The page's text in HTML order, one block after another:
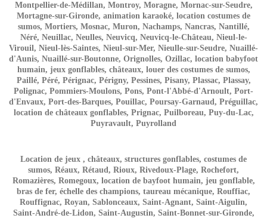
Montpellier-de-Médillan, Montroy, Moragne, Mornac-sur-Seudre,
Mortagne-sur-Gironde, animation karaoké, location costumes de
sumos, Mortiers, Mosnac, Muron, Nachamps, Nancras, Nantillé,
Néré, Neuillac, Neulles, Neuvicq, Neuvicq-le-Château, Nieul-le-
Virouil, Nieul-lès-Saintes, Nieul-sur-Mer, Nieulle-sur-Seudre, Nuaillé-
d'Aunis, Nuaillé-sur-Boutonne, Orignolles, Ozillac, location babyfoot
humain, jeux gonflables, châteaux, louer des costumes de sumos,
Paillé, Péré, Pérignac, Périgny, Pessines, Pisany, Plassac, Plassay,
Polignac, Pommiers-Moulons, Pons, Pont-l'Abbé-d'Arnoult, Port-
d'Envaux, Port-des-Barques, Pouillac, Poursay-Garnaud, Préguillac,
location de châteaux gonflables, Prignac, Puilboreau, Puy-du-Lac,
Puyravault, Puyrolland
Location de jeux , châteaux, structures gonflables, costumes de
sumos, Réaux, Rétaud, Rioux, Rivedoux-Plage, Rochefort,
Romazières, Romegoux, location de bayfoot humain, jeu gonflable,
bras de fer, échelle des champions, taureau mécanique, Rouffiac,
Rouffignac, Royan, Sablonceaux, Saint-Agnant, Saint-Aigulin,
Saint-André-de-Lidon, Saint-Augustin, Saint-Bonnet-sur-Gironde,